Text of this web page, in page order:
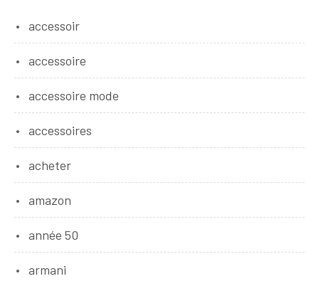
accessoir
accessoire
accessoire mode
accessoires
acheter
amazon
année 50
armani